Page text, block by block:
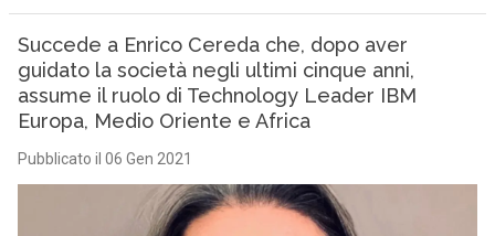
Succede a Enrico Cereda che, dopo aver
guidato la società negli ultimi cinque anni,
assume il ruolo di Technology Leader IBM
Europa, Medio Oriente e Africa
Pubblicato il 06 Gen 2021